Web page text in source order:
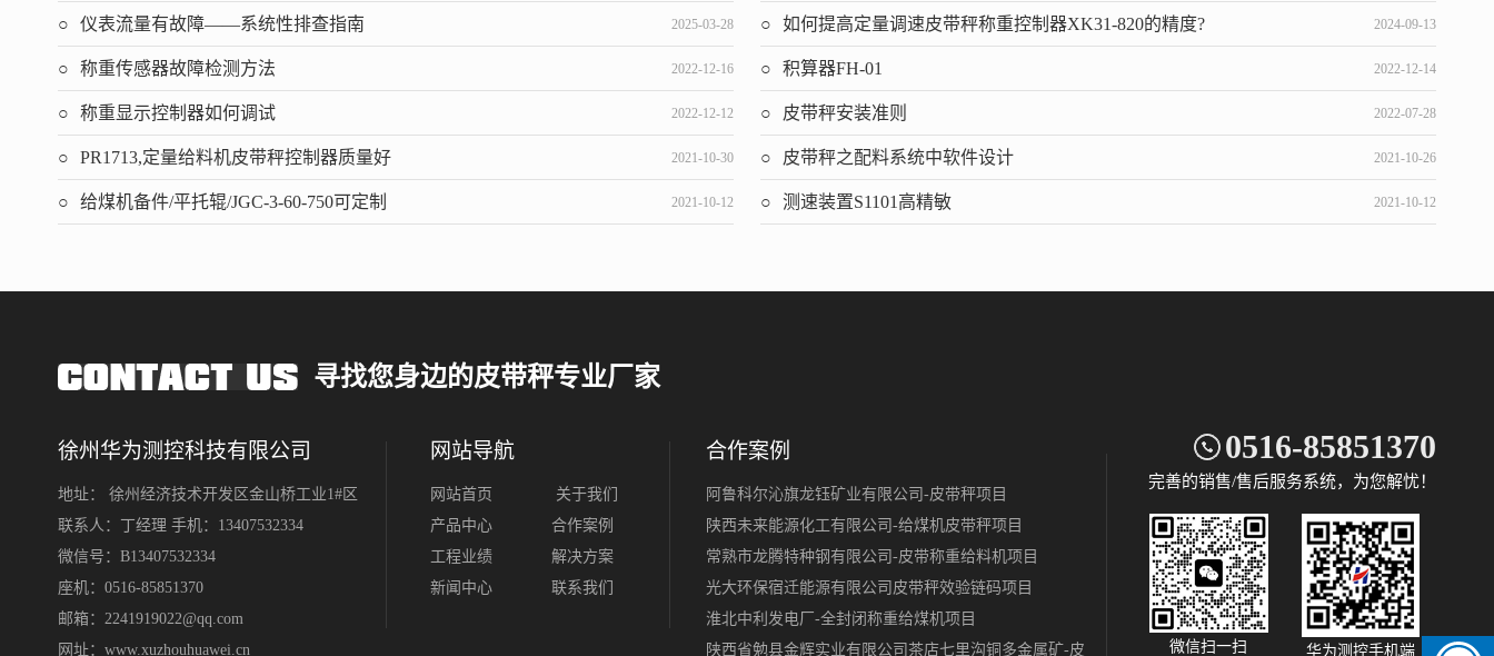
仪表流量有故障——系统性排查指南 2025-03-28 如何提高定量调速皮带秤称重控制器XK31-820的精度? 2024-09-13
称重传感器故障检测方法 2022-12-16 积算器FH-01 2022-12-14
称重显示控制器如何调试 2022-12-12 皮带秤安装准则 2022-07-28
PR1713,定量给料机皮带秤控制器质量好 2021-10-30 皮带秤之配料系统中软件设计 2021-10-26
给煤机备件/平托辊/JGC-3-60-750可定制 2021-10-12 测速装置S1101高精敏 2021-10-12
寻找您身边的皮带秤专业厂家
徐州华为测控科技有限公司
地址： 徐州经济技术开发区金山桥工业1#区
联系人：丁经理 手机：13407532334
微信号：B13407532334
座机：0516-85851370
邮箱：2241919022@qq.com
网址： www.xuzhouhuawei.cn
网站导航
网站首页
关于我们
产品中心
合作案例
工程业绩
解决方案
新闻中心
联系我们
合作案例
阿鲁科尔沁旗龙钰矿业有限公司-皮带秤项目
陕西未来能源化工有限公司-给煤机皮带秤项目
常熟市龙腾特种钢有限公司-皮带称重给料机项目
光大环保宿迁能源有限公司皮带秤效验链码项目
淮北中利发电厂-全封闭称重给煤机项目
陕西省勉县金辉实业有限公司茶店七里沟铜多金属矿-皮
0516-85851370
完善的销售/售后服务系统，为您解忧！
微信扫一扫 华为测控手机端